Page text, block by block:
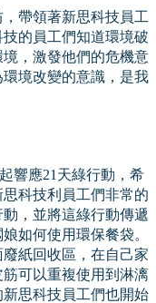
帶領著新思科技員工
的員工們知道環境破
，激發他們的危機意
境改變的意識，是我
響應21天綠行動，希
科技利員工們非常的
，並將這綠行動傳遞
如何使用環保餐袋。
紙回收區，在自己家
可以重複使用到淋漓
思科技員工們也開始